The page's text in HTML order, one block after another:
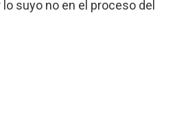
suyo no en el proceso del